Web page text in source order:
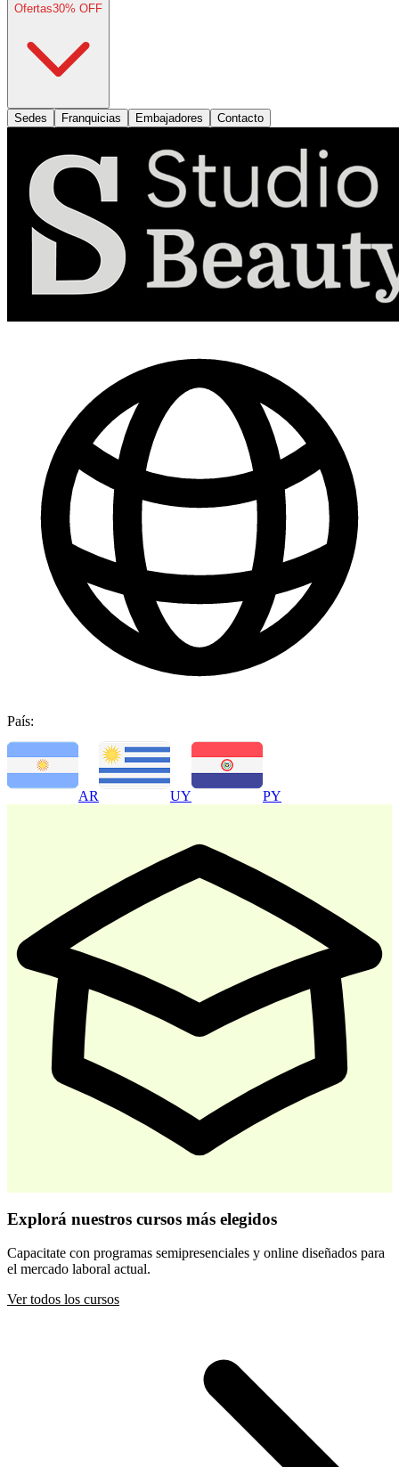
Ofertas30% OFF
Marketing de Contenido para Redes Sociales
$ 44.800 $ 64.000
Comprar
Desarrollo Infantil Temprano
$ 44.800$ 64.000
Comprar
Sedes Franquicias Embajadores Contacto
País:
AR UY PY
Explorá nuestros cursos más elegidos
Capacitate con programas semipresenciales y online diseñados para
el mercado laboral actual.
Ver todos los cursos